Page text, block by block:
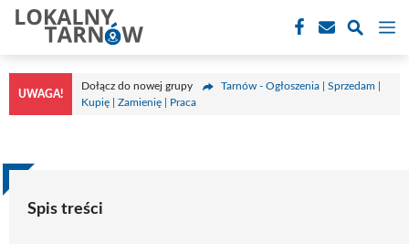
Przejdź
treści
UWAGA!
Dołącz do nowej grupy
Tarnów - Ogłoszenia | Sprzedam |
Kupię | Zamienię | Praca
Spis treści